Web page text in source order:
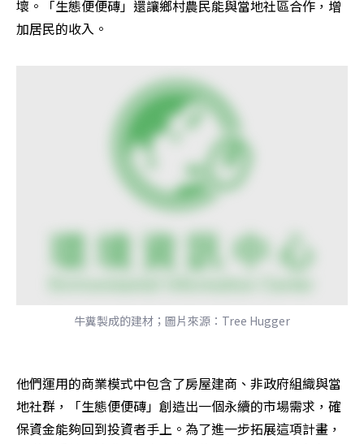
壞。「生態便便磚」還讓鄉村農民能與當地社區合作，增
加居民的收入。
牛糞製成的建材；圖片來源：Tree Hugger
他們運用的商業模式中包含了房屋建商、非政府組織與當
地社群，「生態便便磚」創造出一個永續的市場需求，確
保資金能夠回到投資者手上。為了進一步拓展這項計畫，